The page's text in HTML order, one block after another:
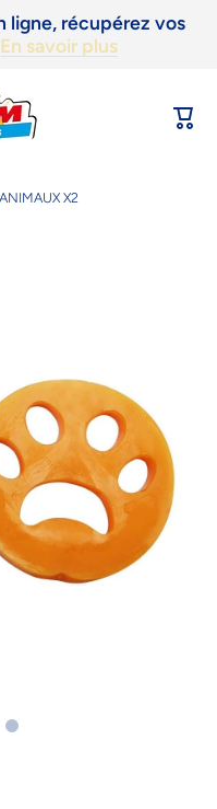
ligne, récupérez vos
En savoir plus
X2